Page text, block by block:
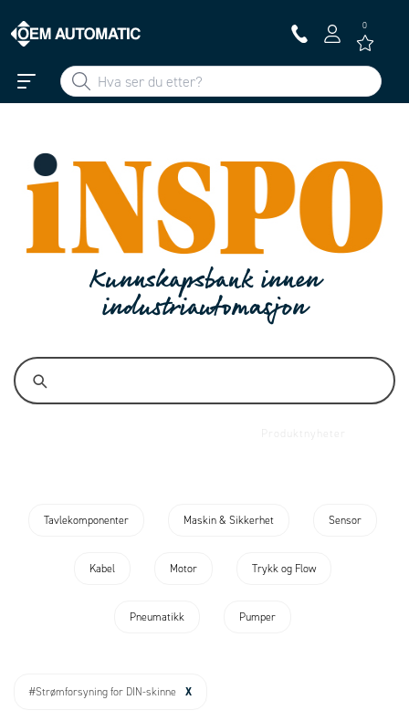
0
Kunnskapsbank innen
industriautomasjon
Tavlekomponenter Maskin & Sikkerhet Sensor
Kabel Motor Trykk og Flow
Pneumatikk Pumper
#Strømforsyning for DIN-skinne X